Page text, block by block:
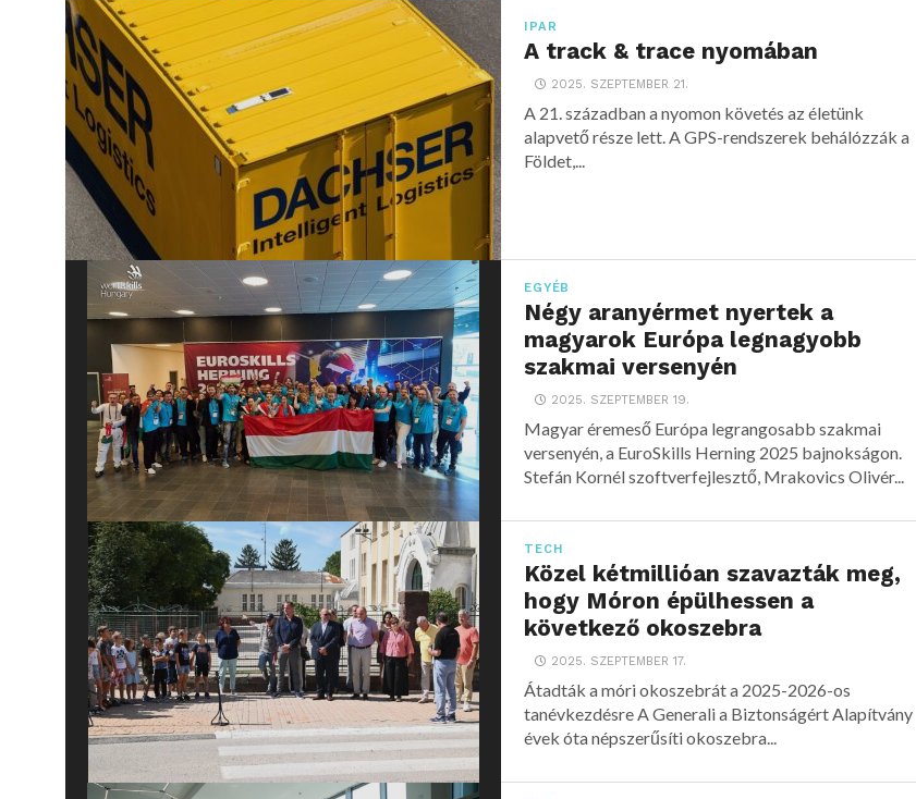
IPAR
A track & trace nyomában
2025. SZEPTEMBER 21.
A 21. században a nyomon követés az életünk
alapvető része lett. A GPS-rendszerek behálózzák a
Földet,...
EGYÉB
Négy aranyérmet nyertek a
magyarok Európa legnagyobb
szakmai versenyén
2025. SZEPTEMBER 19.
Magyar éremeső Európa legrangosabb szakmai
versenyén, a EuroSkills Herning 2025 bajnokságon.
Stefán Kornél szoftverfejlesztő, Mrakovics Olivér...
TECH
Közel kétmillióan szavazták meg,
hogy Móron épülhessen a
következő okoszebra
2025. SZEPTEMBER 17.
Átadták a móri okoszebrát a 2025-2026-os
tanévkezdésre A Generali a Biztonságért Alapítvány
évek óta népszerűsíti okoszebra...